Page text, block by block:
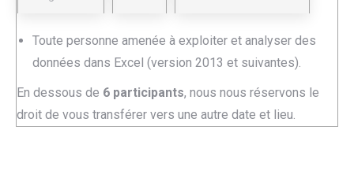
Toute personne amenée à exploiter et analyser des
données dans Excel (version 2013 et suivantes).
En dessous de 6 participants, nous nous réservons le
droit de vous transférer vers une autre date et lieu.